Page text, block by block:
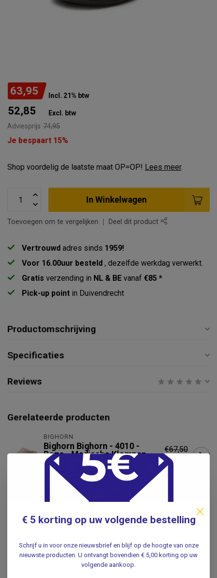
63,95 Incl. 21% btw
52,85 Excl. btw
Adviesprijs 74,95
Je bespaart 15%
Shop voordelig de laatste maat OP=OP! Lees meer.
In Winkelwagen
Toevoegen om te vergelijken Deel dit product
Vertrouwd adres sinds 1959!
Voor 16.00uur besteld , dezelfde werkdag verwerkt.
Gratis verzending in NL & BE vanaf €85 *
Pick-up point in Duivendrecht
Productomschrijving
Specificaties
Reviews
Gerelateerde producten
BIGHORN
Bighorn Bighorn - 4010 -
Roze - Medische Klompen
OP=OP
€67,50
€49,50
BIGHORN
36 - medische klompen -
Medische print type 5030
€69,95
€59,95
€ 5 korting op uw volgende bestelling
Schrijf u in voor onze nieuwsbrief en blijf op de hoogte van onze
nieuwste producten. U ontvangt bovendien € 5,00 korting op uw
volgende aankoop.